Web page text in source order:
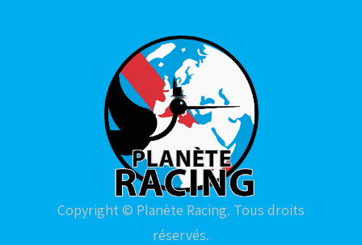
Copyright © Planète Racing. Tous droits
réservés.